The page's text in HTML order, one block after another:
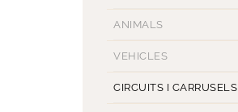
ANIMALS
VEHICLES
CIRCUITS I CARRUSELS